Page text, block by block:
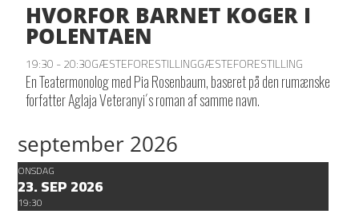
HVORFOR BARNET KOGER I
POLENTAEN
19:30 - 20:30GÆSTEFORESTILLINGGÆSTEFORESTILLING
En Teatermonolog med Pia Rosenbaum, baseret på den rumænske
forfatter Aglaja Veteranyi´s roman af samme navn.
september 2026
ONSDAG
23. SEP 2026
19:30